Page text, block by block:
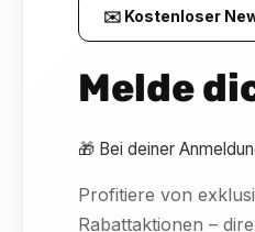
✉️ Kostenloser
Melde
🎁 Bei deiner
Profitiere von
Rabattaktionen –